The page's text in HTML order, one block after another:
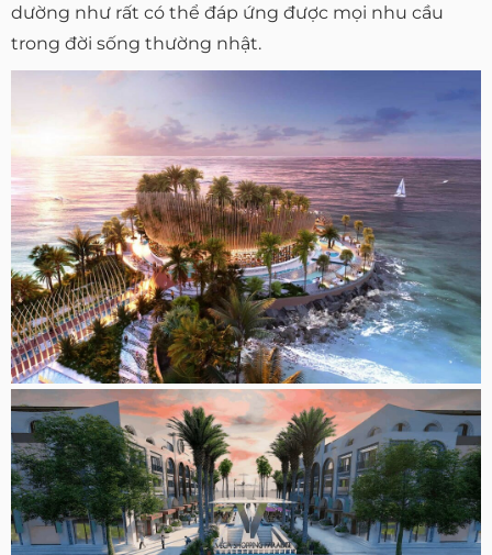
dường như rất có thể đáp ứng được mọi nhu cầu
trong đời sống thường nhật.